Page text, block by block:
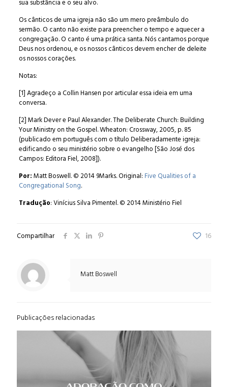
sua substância e o seu alvo.
Os cânticos de uma igreja não são um mero preâmbulo do
sermão. O canto não existe para preencher o tempo e aquecer a
congregação. O canto é uma prática santa. Nós cantamos porque
Deus nos ordenou, e os nossos cânticos devem encher de deleite
os nossos corações.
Notas:
[1] Agradeço a Collin Hansen por articular essa ideia em uma
conversa.
[2] Mark Dever e Paul Alexander. The Deliberate Church: Building
Your Ministry on the Gospel. Wheaton: Crossway, 2005, p. 85
(publicado em português com o título Deliberadamente igreja:
edificando o seu ministério sobre o evangelho [São José dos
Campos: Editora Fiel, 2008]).
Por:Matt Boswell. © 2014 9Marks. Original: Five Qualities of a
Congregational Song.
Tradução: Vinícius Silva Pimentel. © 2014 Ministério Fiel
Compartilhar 16
Matt Boswell
Publicações relacionadas